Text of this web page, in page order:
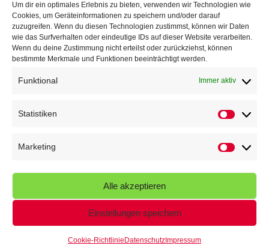
Um dir ein optimales Erlebnis zu bieten, verwenden wir Technologien wie
Cookies, um Geräteinformationen zu speichern und/oder darauf
zuzugreifen. Wenn du diesen Technologien zustimmst, können wir Daten
wie das Surfverhalten oder eindeutige IDs auf dieser Website verarbeiten.
Wenn du deine Zustimmung nicht erteilst oder zurückziehst, können
bestimmte Merkmale und Funktionen beeinträchtigt werden.
Funktional Immer aktiv
Statistiken
Marketing
Alle akzeptieren
Einstellungen speichern
Cookie-Richtlinie Datenschutz Impressum
Veranstaltungen
Höffner Run
Schnuppertag
Kindersportfest